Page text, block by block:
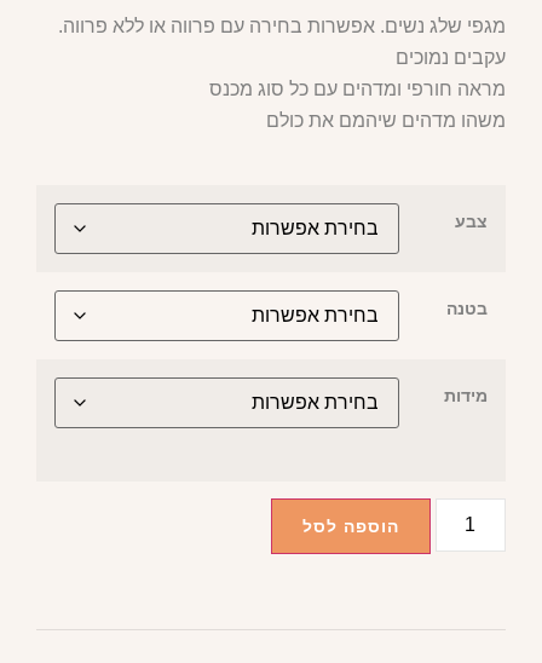
מגפי שלג נשים. אפשרות בחירה עם פרווה או ללא פרווה.
עקבים נמוכים
מראה חורפי ומדהים עם כל סוג מכנס
משהו מדהים שיהמם את כולם
צבע
בטנה
מידות
הוספה לסל